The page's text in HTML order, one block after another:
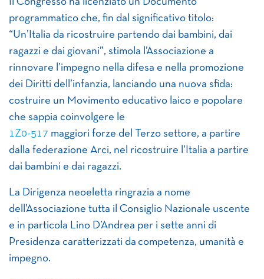
Il Congresso ha licenziato un Documento
programmatico che, fin dal significativo titolo:
“Un’Italia da ricostruire partendo dai bambini, dai
ragazzi e dai giovani”, stimola l’Associazione a
rinnovare l’impegno nella difesa e nella promozione
dei Diritti dell’infanzia, lanciando una nuova sfida:
costruire un Movimento educativo laico e popolare
che sappia coinvolgere le
1Z0-517 maggiori forze del Terzo settore, a partire
dalla federazione Arci, nel ricostruire l’Italia a partire
dai bambini e dai ragazzi.
La Dirigenza neoeletta ringrazia a nome
dell’Associazione tutta il Consiglio Nazionale uscente
e in particola Lino D’Andrea per i sette anni di
Presidenza caratterizzati da competenza, umanità e
impegno.